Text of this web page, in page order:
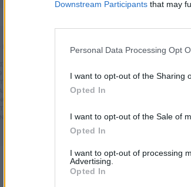
Downstream Participants that may
Personal Data Processing Opt
I want to opt-out of the Sharing
Opted In
I want to opt-out of the Sale of
Opted In
I want to opt-out of processing
Advertising.
Opted In
ΠΛΑΙΣΙΟ, ΕΠΙΒΕΒΑΙΩΝΕΤΕ ΟΤΙ ΕΧΕΤΕ ΔΙΑΒΑΣΕΙ ΚΑΙ
ΠΟΥ ΈΧΕΙ ΤΕΘΕΊ ΣΕ ΙΣΧΎ ΑΠΌ 29/8/2019, ΑΠΑΙΤΕΊΤΑΙ
ΣΑΣ ΤΗΛΈΦΩΝΟ. ΣΕ ΠΕΡΊΠΤΩΣΗ ΠΟΥ ΔΕΝ ΕΠΙΘΥΜΕΊΤΕ
ΤΗΣ ΔΙΕΎΘΥΝΣΗΣ ΗΛΕΚΤΡΟΝΙΚΟΎ ΤΑΧΥΔΡΟΜΕΊΟΥ Ή
ΤΗΛΈΦΩΝΟ, ΠΑΡΑΜΈΝΟΥΝ ΑΠΌΡΡΗΤΑ ΚΑΙ ΔΕΝ
ΜΑΣ ΣΧΕΤΙΚΑ ΜΕ ΤΗΝ ΑΠΟΘΗΚΕΥΣΗ ΤΩΝ
ΣΎΜΦΩΝΑ ΜΕ ΤΟΝ ΚΑΝΟΝΙΣΜΌ ΕΕ 2016/
ΠΡΟΣΤΑΣΊΑΣ ΠΡΟΣΩΠΙΚΏΝ ΔΕΔΟΜΈΝΩΝ
ΕΠΙΚΟΙΝΩΝΊΑ ΜΕ ΤΗΝ ΠΑΡΟΎΣΑ
ΕΡΊΠΤΩΣΗ ΠΟΥ ΔΕΝ ΕΠΙΘΥΜΕΊΤΕ ΝΑ
ΛΕΚΤΡΟΝΙΚΉ ΔΙΕΎΘΥΝΣΗ Ή/ΚΑΙ ΔΕΝ
ΧΥΔΡΟΜΕΊΟΥ Ή ΚΑΙ ΤΟΥ ΑΡΙΘΜΟΎ ΤΟΥ
ΑΚΟΛΟΥΘΕΊ. ΣΑΣ ΕΝΗΜΕΡΏΝΟΥΜΕ ΕΠΊΣΗΣ
ΤΌ ΣΑΣ ΤΗΛΈΦΩΝΟ, ΠΑΡΑΜΈΝΟΥΝ
ΜΑ ΑΥΤΌ ΚΑΤΆ ΛΆΘΟΣ, ΠΑΡΑΚΑΛΟΎΜΕ